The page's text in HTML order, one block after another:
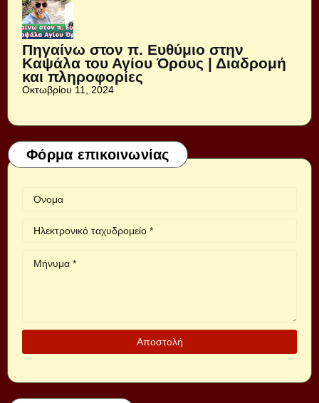
Πηγαίνω στον π. Ευθύμιο στην
Καψάλα του Αγίου Όρους | Διαδρομή
και πληροφορίες
Οκτωβρίου 11, 2024
Φόρμα επικοινωνίας